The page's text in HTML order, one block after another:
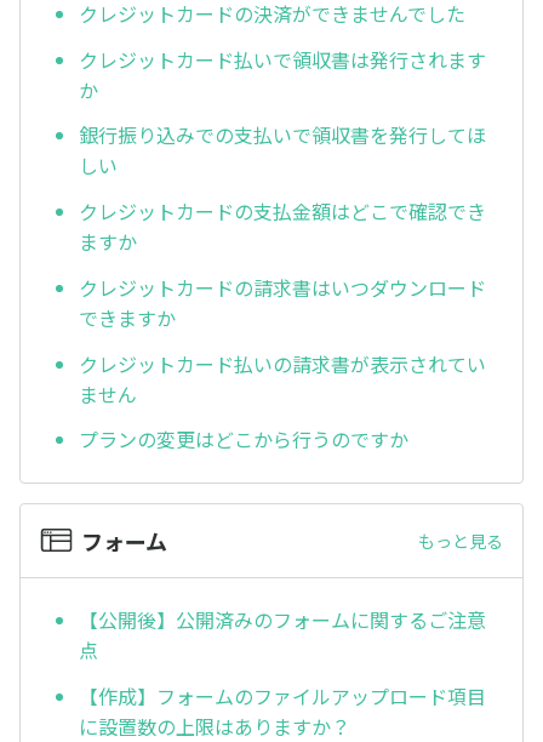
クレジットカードの決済ができませんでした
クレジットカード払いで領収書は発行されます
か
銀行振り込みでの支払いで領収書を発行してほ
しい
クレジットカードの支払金額はどこで確認でき
ますか
クレジットカードの請求書はいつダウンロード
できますか
クレジットカード払いの請求書が表示されてい
ません
プランの変更はどこから行うのですか
フォーム もっと見る
【公開後】公開済みのフォームに関するご注意
点
【作成】フォームのファイルアップロード項目
に設置数の上限はありますか？